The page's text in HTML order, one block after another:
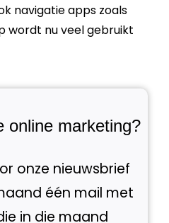
navigatie apps zoals
wordt nu veel gebruikt
online marketing?
onze nieuwsbrief
één mail met
in die maand